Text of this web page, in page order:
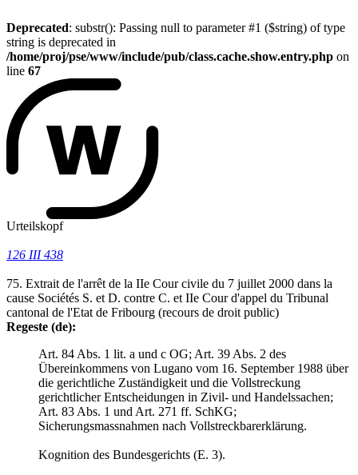
Deprecated: substr(): Passing null to parameter #1 ($string) of type
string is deprecated in
/home/proj/pse/www/include/pub/class.cache.show.entry.php on
line 67
Urteilskopf
126 III 438
75. Extrait de l'arrêt de la IIe Cour civile du 7 juillet 2000 dans la
cause Sociétés S. et D. contre C. et IIe Cour d'appel du Tribunal
cantonal de l'Etat de Fribourg (recours de droit public)
Regeste (de):
Art. 84 Abs. 1 lit. a und c OG; Art. 39 Abs. 2 des
Übereinkommens von Lugano vom 16. September 1988 über
die gerichtliche Zuständigkeit und die Vollstreckung
gerichtlicher Entscheidungen in Zivil- und Handelssachen;
Art. 83 Abs. 1 und Art. 271 ff. SchKG;
Sicherungsmassnahmen nach Vollstreckbarerklärung.
Kognition des Bundesgerichts (E. 3).